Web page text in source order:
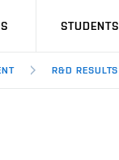
STUDENTS
R&D RESULTS